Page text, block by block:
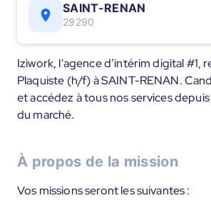
SAINT-RENAN
29290
Iziwork, l'agence d’intérim digital #1,
Plaquiste (h/f) à SAINT-RENAN.
et accédez à tous nos services
du marché.
À propos de la mission
Vos missions seront les suivantes :